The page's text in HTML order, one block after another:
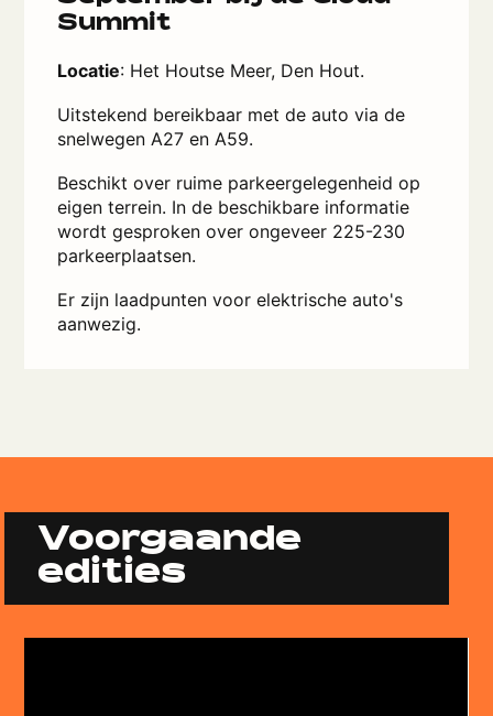
Summit
Locatie: Het Houtse Meer, Den Hout.
Uitstekend bereikbaar met de auto via de
snelwegen A27 en A59.
Beschikt over ruime parkeergelegenheid op
eigen terrein. In de beschikbare informatie
wordt gesproken over ongeveer 225-230
parkeerplaatsen.
Er zijn laadpunten voor elektrische auto's
aanwezig.
Voorgaande
edities